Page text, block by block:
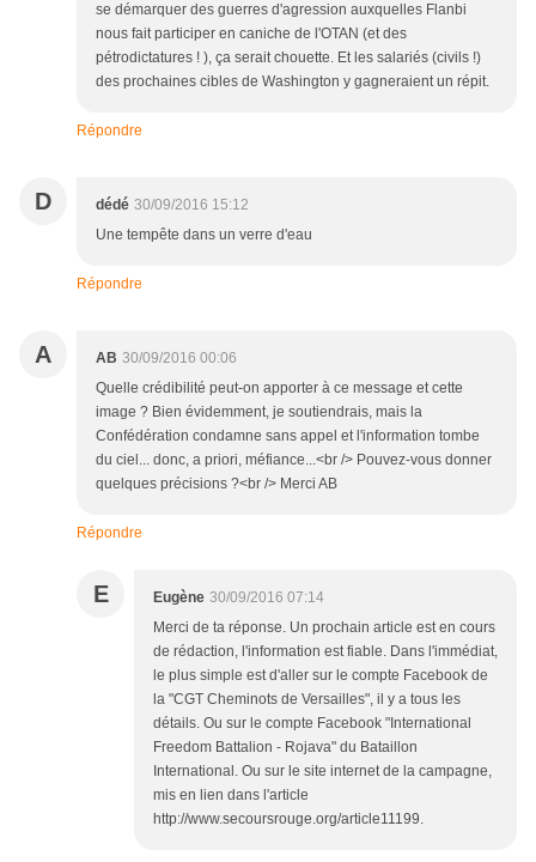
se démarquer des guerres d'agression auxquelles Flanbi
nous fait participer en caniche de l'OTAN (et des
pétrodictatures ! ), ça serait chouette. Et les salariés (civils !)
des prochaines cibles de Washington y gagneraient un répit.
Répondre
D dédé 30/09/2016 15:12
Une tempête dans un verre d'eau
Répondre
A AB 30/09/2016 00:06
Quelle crédibilité peut-on apporter à ce message et cette
image ? Bien évidemment, je soutiendrais, mais la
Confédération condamne sans appel et l'information tombe
du ciel... donc, a priori, méfiance...<br /> Pouvez-vous donner
quelques précisions ?<br /> Merci AB
Répondre
E Eugène 30/09/2016 07:14
Merci de ta réponse. Un prochain article est en cours
de rédaction, l'information est fiable. Dans l'immédiat,
le plus simple est d'aller sur le compte Facebook de
la "CGT Cheminots de Versailles", il y a tous les
détails. Ou sur le compte Facebook "International
Freedom Battalion - Rojava" du Bataillon
International. Ou sur le site internet de la campagne,
mis en lien dans l'article
http://www.secoursrouge.org/article11199.